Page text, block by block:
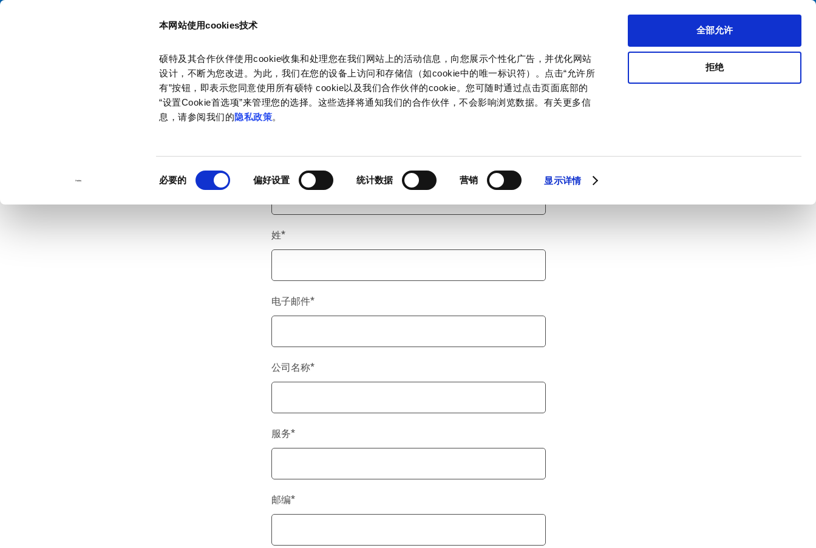
本网站使用cookies技术
硕特及其合作伙伴使用cookie收集和处理您在我们网站上的活动信息，向您展示个性化广告，并优化网站
设计，不断为您改进。为此，我们在您的设备上访问和存储信（如cookie中的唯一标识符）。点击“允许所
有”按钮，即表示您同意使用所有硕特 cookie以及我们合作伙伴的cookie。您可随时通过点击页面底部的
“设置Cookie首选项”来管理您的选择。这些选择将通知我们的合作伙伴，不会影响浏览数据。有关更多信
息，请参阅我们的隐私政策。
意
必要的 偏好设置 统计数据 营销 显示详情
全部允许
拒绝
目录 联系我们
称谓*
姓*
电子邮件*
公司名称*
服务*
邮编*